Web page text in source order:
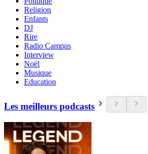
Religion
Enfants
DJ
Rire
Radio Campus
Interview
Noël
Musique
Education
Les meilleurs podcasts